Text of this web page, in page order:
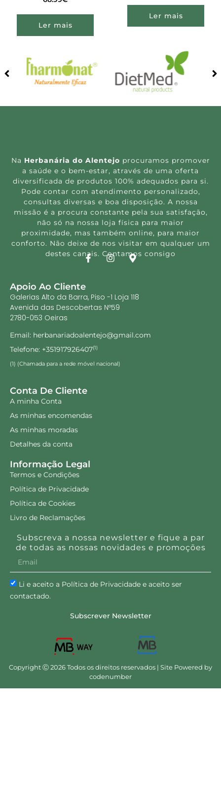
Ler mais
Ler mais
Na Herbanária do Alentejo procuramos promover
a saúde e o bem-estar, através de uma oferta
diversificada de produtos 100% adequados para si.
Pode contar com atendimento personalizado,
consultas diversas e boa disposição. A nossa
missão é a procura constante pela sua satisfação,
não só na nossa loja física para maior
proximidade, mas também online, para maior
conforto. Não deixe de nos visitar em qualquer um
destes canais. Contamos consigo
Apoio Ao Cliente
Galerias Alto da Barra, Piso -1 Loja 118
Avenida das Descobertas Nº59
2780-053 Oeiras
Email: herbanariadoalentejo@gmail.com
Telefone: +351917926407(1)
(1) (Chamada para a rede móvel nacional)
Conta De Cliente
A minha Conta
As minhas encomendas
As minhas moradas
Detalhes da conta
Informação Legal
Termos e Condições
Política de Privacidade
Política de Cookies
Livro de Reclamações
Subscreva a nossa newsletter e fique a par
de todas as nossas novidades e promoções
Li e aceito a Política de Privacidade e aceito ser
contactado.
Subscrever Newsletter
Copyright Ⓒ 2026 Todos os direitos reservados | Site Powered by
codenumber